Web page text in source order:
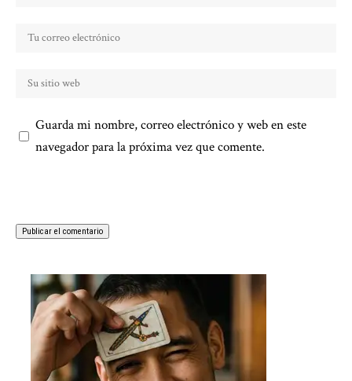
Guarda mi nombre, correo electrónico y web en este
navegador para la próxima vez que comente.